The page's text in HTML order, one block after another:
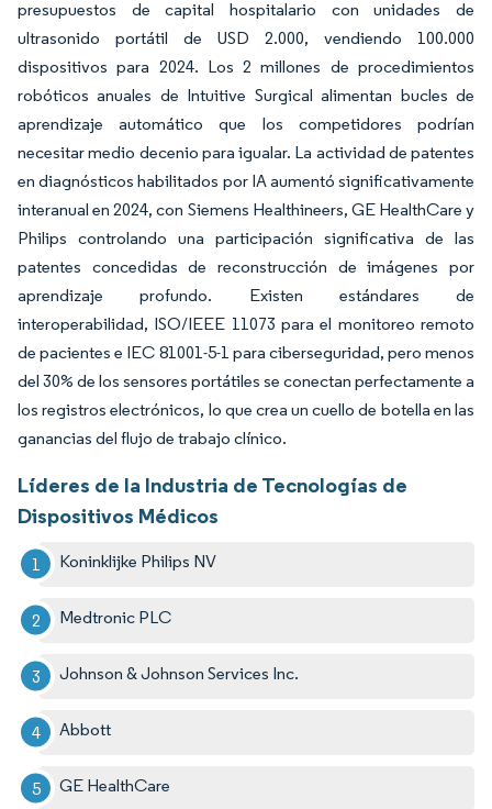
presupuestos de capital hospitalario con unidades de
ultrasonido portátil de USD 2.000, vendiendo 100.000
dispositivos para 2024. Los 2 millones de procedimientos
robóticos anuales de Intuitive Surgical alimentan bucles de
aprendizaje automático que los competidores podrían
necesitar medio decenio para igualar. La actividad de patentes
en diagnósticos habilitados por IA aumentó significativamente
interanual en 2024, con Siemens Healthineers, GE HealthCare y
Philips controlando una participación significativa de las
patentes concedidas de reconstrucción de imágenes por
aprendizaje profundo. Existen estándares de
interoperabilidad, ISO/IEEE 11073 para el monitoreo remoto
de pacientes e IEC 81001-5-1 para ciberseguridad, pero menos
del 30% de los sensores portátiles se conectan perfectamente a
los registros electrónicos, lo que crea un cuello de botella en las
ganancias del flujo de trabajo clínico.
Líderes de la Industria de Tecnologías de
Dispositivos Médicos
Koninklijke Philips NV
Medtronic PLC
Johnson & Johnson Services Inc.
Abbott
GE HealthCare